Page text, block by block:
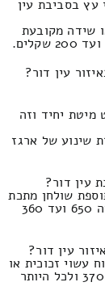
עץ בסביבת עין
שידה מקובעת
עין דור?
יחיד וזה
שינוע של ארגז
עין דור?
שולחן מתכת
חדר אירוח כולל לבצע פירוק והרכבה התעריף זה 650 ועד 360
עין דור?
עשוי זכוכית או
עצים או גבס כולל להרכיב ולפרק התמחור הינו 370 ולכל היותר